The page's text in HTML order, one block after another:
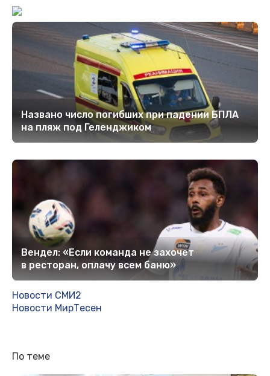
Названо число погибших при падении БПЛА
на пляж под Геленджиком
Вендел: «Если команда не захочет
в ресторан, оплачу всем баню»
Новости СМИ2
Новости МирТесен
По теме